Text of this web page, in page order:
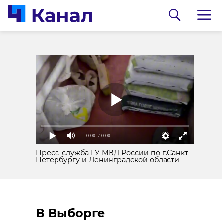
0:00 / 0:00
Пресс-служба ГУ МВД России по г.Санкт-
Петербургу и Ленинградской области
В Выборге
Водитель-
рецидивист получил
полтора года
колонии за пьяную
езду в Гатчине
05 июня, 08:50
Два новых музея
появятся на «Дороге
жизни» в Ленобласти
05 июня, 08:25